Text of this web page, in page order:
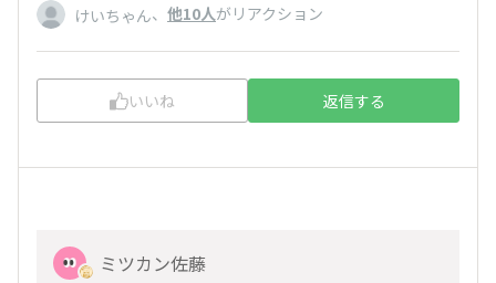
けいちゃん、 他10人がリアクション
いいね 返信する
ミツカン佐藤